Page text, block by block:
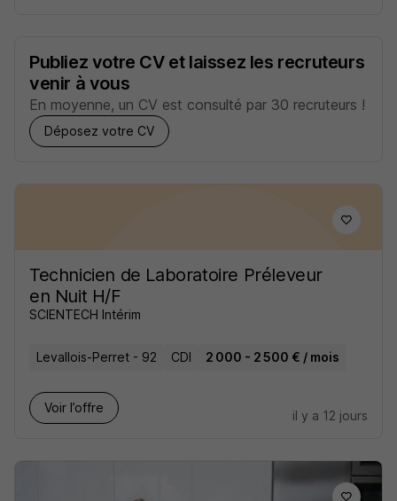
Publiez votre CV et laissez les recruteurs
venir à vous
En moyenne, un CV est consulté par 30 recruteurs !
Déposez votre CV
Technicien de Laboratoire Préleveur
en Nuit H/F
SCIENTECH Intérim
Levallois-Perret - 92 CDI 2 000 - 2 500 € / mois
Voir l’offre
il y a 12 jours